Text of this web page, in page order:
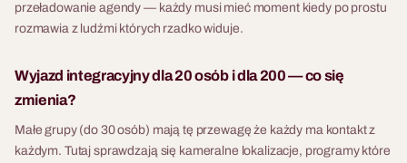
przeładowanie agendy — każdy musi mieć moment kiedy po prostu
rozmawia z ludźmi których rzadko widuje.
Wyjazd integracyjny dla 20 osób i dla 200 — co się
zmienia?
Małe grupy (do 30 osób) mają tę przewagę że każdy ma kontakt z
każdym. Tutaj sprawdzają się kameralne lokalizacje, programy które